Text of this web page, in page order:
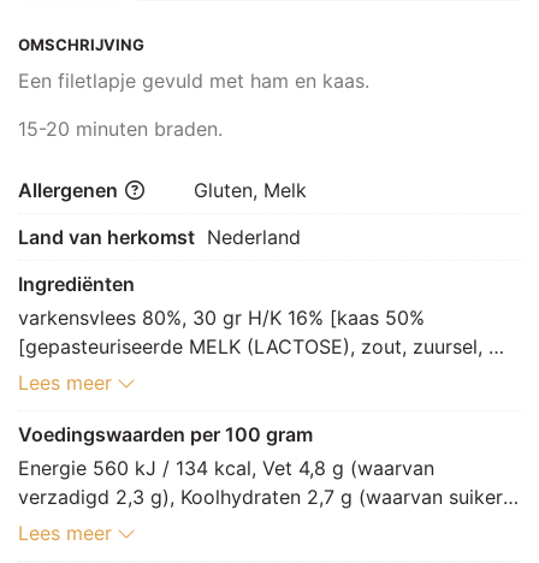
OMSCHRIJVING
Een filetlapje gevuld met ham en kaas.
15-20 minuten braden.
Allergenen
Gluten, Melk
Land van herkomst Nederland
Ingrediënten
varkensvlees 80%, 30 gr H/K 16% [kaas 50%
[gepasteuriseerde MELK (LACTOSE), zout, zuursel,
dierlijk stremsel, kleurstof: E160a, conserveermiddel:
dextrose, maltodextrine, gistextract, zout, azijn, water,
rook, voedingszuur: E325, stabilisator: E451, E452,
antioxidant: E301, conserveermiddel: E250]],
paneermix 4% [paneermeel [TARWEbloem (GLUTEN),
gist, zout, specerijextract [rozemarijn, paprika, peper,
Lees meer
Voedingswaarden per 100 gram
Energie 560 kJ / 134 kcal, Vet 4,8 g (waarvan
verzadigd 2,3 g), Koolhydraten 2,7 g (waarvan suikers
0,2 g), Vezels 0,2 g, Eiwitten 19,9 g, Zout 0,8 g.
Lees meer